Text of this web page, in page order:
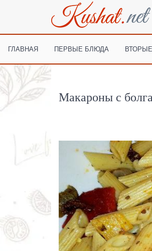
ГЛАВНАЯ ПЕРВЫЕ БЛЮДА
Макароны с